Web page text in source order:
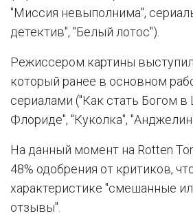
"Миссия невыполнима",
детектив", "Белый лотос").
Режиссером картины
который ранее в основном
сериалами ("Как стать Богом в
Флориде", "Куколка",
На данный момент на Rotten
48% одобрения от критиков,
характеристике "смешанные
отзывы".